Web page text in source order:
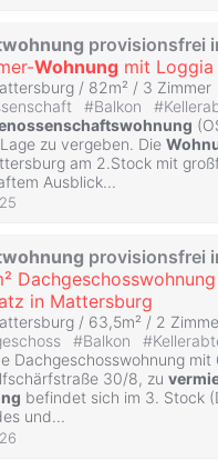
provisionsfrei
Wohnung mit Loggia
/ 82m² / 3 Zimmer
#Balkon #
zu vergeben. Die
am 2.Stock mit
Ausblick...
provisionsfrei
in Mattersburg
/ 63,5m² / 2
#Balkon #
Dachgeschosswohnung
30/8, zu
befindet sich im 3. Stock
und...